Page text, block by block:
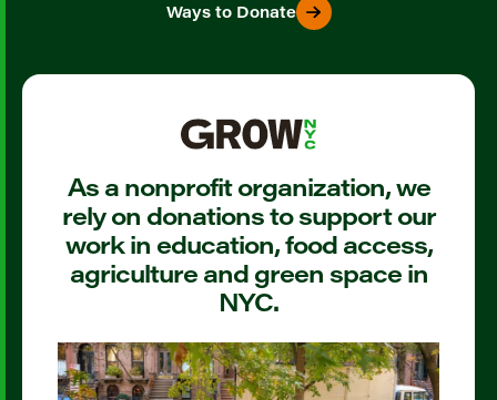
Ways to Donate
As a nonprofit organization, we
rely on donations to support our
work in education, food access,
agriculture and green space in
NYC.